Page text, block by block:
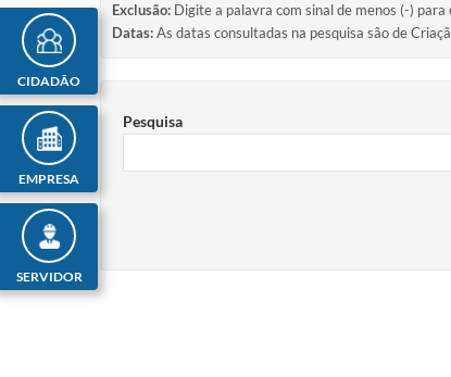
CIDADÃO
EMPRESA
SERVIDOR
Exclusão: Digite a palavra com sinal de menos (-)
Datas:As datas consultadas na pesquisa são de
Pesquisa